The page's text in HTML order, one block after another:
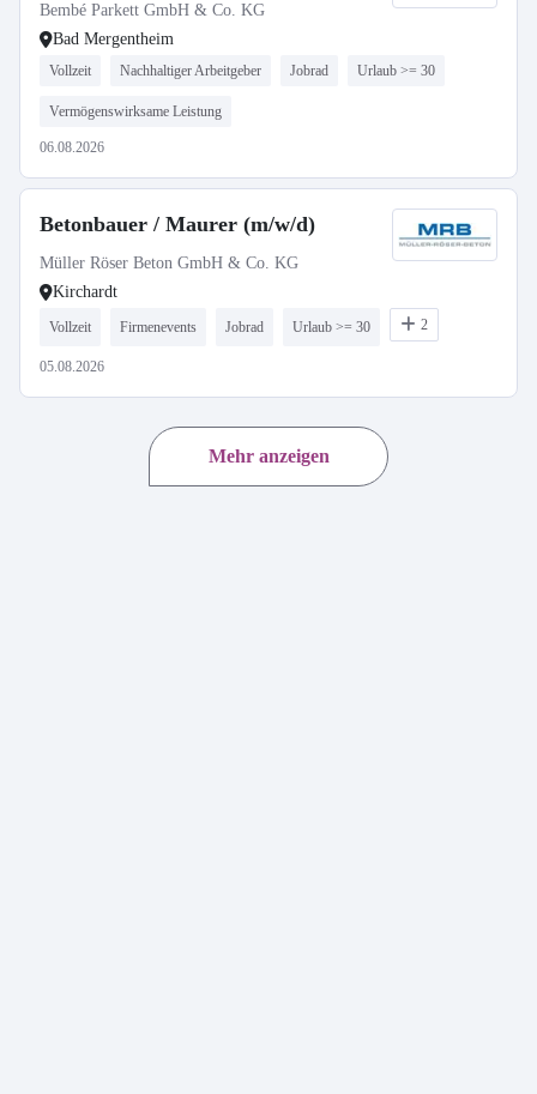
Bembé Parkett GmbH & Co. KG
Bad Mergentheim
Vollzeit Nachhaltiger Arbeitgeber Jobrad Urlaub >= 30
Vermögenswirksame Leistung
06.08.2026
Betonbauer / Maurer (m/w/d)
Müller Röser Beton GmbH & Co. KG
Kirchardt
Vollzeit Firmenevents Jobrad Urlaub >= 30 2
05.08.2026
Mehr anzeigen